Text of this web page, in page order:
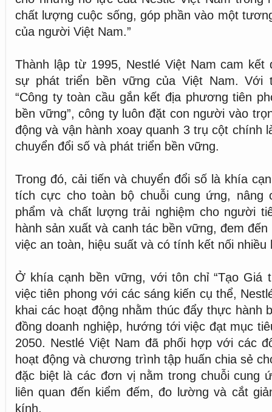
chất lượng cuộc sống, góp phần vào một
của người Việt Nam.”
Thành lập từ 1995, Nestlé Việt Nam cam
sự phát triển bền vững của Việt Nam. Với
“Công ty toàn cầu gắn kết địa phương tiên
bền vững”, công ty luôn đặt con người vào
động và vận hành xoay quanh 3 trụ cột chính
chuyển đổi số và phát triển bền vững.
Trong đó, cải tiến và chuyển đổi số là khía
tích cực cho toàn bộ chuỗi cung ứng, nâng
phẩm và chất lượng trải nghiệm cho người
hành sản xuất và canh tác bền vững, đem
việc an toàn, hiệu suất và có tính kết nối nhiều
Ở khía cạnh bền vững, với tôn chỉ “Tạo Giá
việc tiên phong với các sáng kiến cụ thể,
khai các hoạt động nhằm thúc đẩy thực hành
đồng doanh nghiệp, hướng tới việc đạt mục
2050. Nestlé Việt Nam đã phối hợp với các
hoạt động và chương trình tập huấn chia sẻ
đặc biệt là các đơn vị nằm trong chuỗi cung
liên quan đến kiểm đếm, đo lường và cắt
kính.